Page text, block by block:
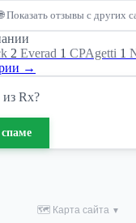
Показать отзывы с других
2 Everad 1 СPAgetti 1
→
Rx?
🗺 Карта сайта ▼